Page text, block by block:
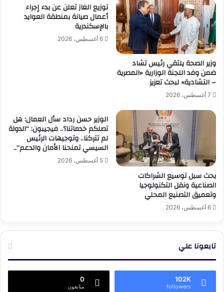
وزير الصحة يلتقي رئيس تشاد
ضمن وفد اللجنة الوزارية «المصرية
– التشادية» لبحث تعزيز
7 أغسطس، 2026
توزيع الغاز تعلن عن بدء إجراء
أعمال صيانة بمنطقة العوايد
بالإسكندرية
6 أغسطس، 2026
بحث سبل توسيع الشراكات
الصناعية ونقل التكنولوجيا
وتعميق التصنيع المحلي
6 أغسطس، 2026
الوزير حسن رداد سأل العمال: هل
تصلكم خدماتنا؟.. فيجيبون: “الدولة
لم تتركنا.. وتوجيهات الرئيس
السيسي تمنحنا الأمان والدعم”..
5 أغسطس، 2026
تابعونا علي
102K
followers
0
متابعون